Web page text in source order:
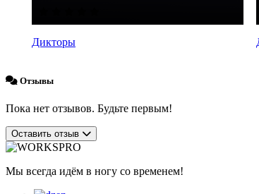
Дикторы
Отзывы
Пока нет отзывов. Будьте первым!
Оставить отзыв
Мы всегда идём в ногу со временем!